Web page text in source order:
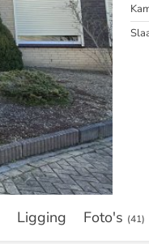
Ligging Foto's (41)